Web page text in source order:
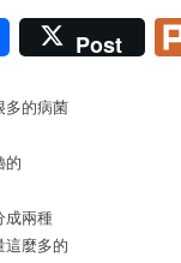
Post
多的病菌
的
成兩種
這麼多的